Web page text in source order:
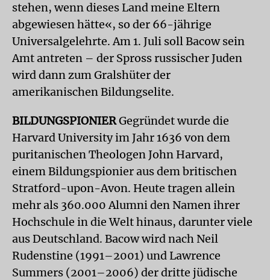
stehen, wenn dieses Land meine Eltern
abgewiesen hätte«, so der 66-jährige
Universalgelehrte. Am 1. Juli soll Bacow sein
Amt antreten – der Spross russischer Juden
wird dann zum Gralshüter der
amerikanischen Bildungselite.
BILDUNGSPIONIERGegründet wurde die
Harvard University im Jahr 1636 von dem
puritanischen Theologen John Harvard,
einem Bildungspionier aus dem britischen
Stratford-upon-Avon. Heute tragen allein
mehr als 360.000 Alumni den Namen ihrer
Hochschule in die Welt hinaus, darunter viele
aus Deutschland. Bacow wird nach Neil
Rudenstine (1991–2001) und Lawrence
Summers (2001–2006) der dritte jüdische